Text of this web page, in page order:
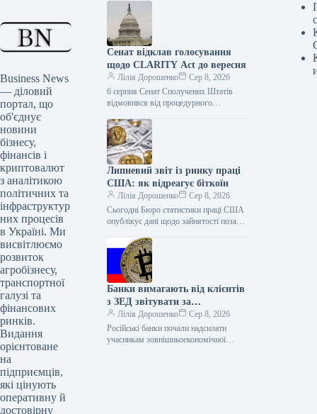
Business News
— діловий
портал, що
об'єднує
новини
бізнесу,
фінансів і
криптовалют
з аналітикою
політичних та
інфраструктур
них процесів
в Україні. Ми
висвітлюємо
розвиток
агробізнесу,
транспортної
галузі та
фінансових
ринків.
Видання
орієнтоване
на
підприємців,
які цінують
оперативну й
достовірну
Сенат відклав голосування
щодо CLARITY Act до вересня
Лілія Дорошенко
Сер 8, 2026
6 серпня Сенат Сполучених Штатів
відмовився від процедурного
структуру крипторинку CLARITY Act
до завершення серпневої перерви.…
Липневий звіт із ринку праці
США: як відреагує біткоїн
Лілія Дорошенко
Сер 8, 2026
Сьогодні Бюро статистики праці США
опублікує дані щодо зайнятості поза
Економісти очікують зростання лише
на 83…
Банки вимагають від клієнтів
з ЗЕД звітувати за
криптовалюту
Лілія Дорошенко
Сер 8, 2026
Російські банки почали надсилати
учасникам зовнішньоекономічної